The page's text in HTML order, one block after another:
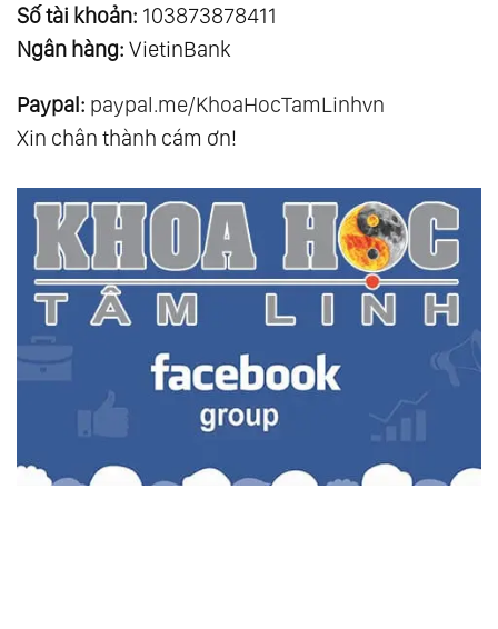
Số tài khoản: 103873878411
Ngân hàng: VietinBank
Paypal: paypal.me/KhoaHocTamLinhvn
Xin chân thành cám ơn!